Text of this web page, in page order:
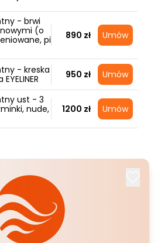
- brwi
(o
pi
890 zł Umów
- kreska
950 zł Umów
ust - 3
nude,
1200 zł Umów